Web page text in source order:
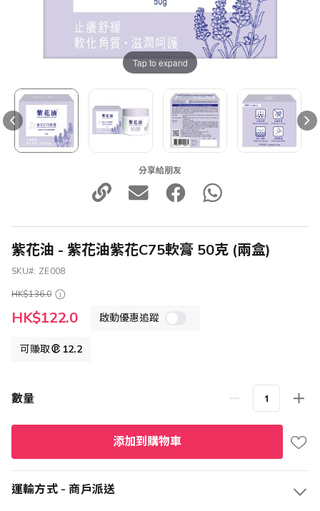
Tap to expand
分享給朋友
紫花油 - 紫花油紫花C75軟膏 50克 (兩盒)
SKU
ZE008
HK$136.0
特
殊
HK$122.0 啟動優惠追蹤
可賺取 12.2
數量
添加到購物車
運輸方式 - 商戶派送